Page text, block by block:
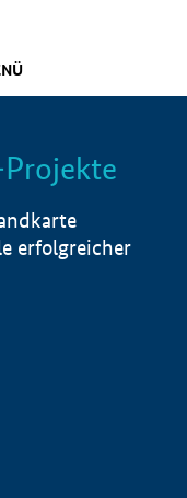
Info
erfolgreicher